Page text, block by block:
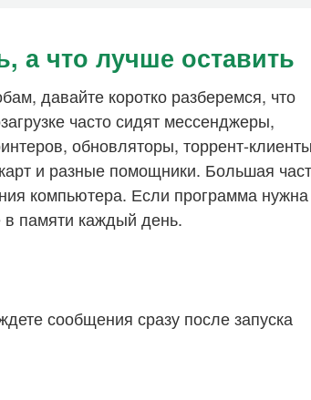
а что лучше оставить
давайте коротко разберемся, что
часто сидят мессенджеры,
обновляторы, торрент-
и разные помощники. Большая
компьютера. Если программа
памяти каждый день.
сообщения сразу после запуска